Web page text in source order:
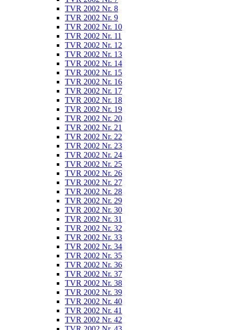
TVR 2002 Nr. 8
TVR 2002 Nr. 9
TVR 2002 Nr. 10
TVR 2002 Nr. 11
TVR 2002 Nr. 12
TVR 2002 Nr. 13
TVR 2002 Nr. 14
TVR 2002 Nr. 15
TVR 2002 Nr. 16
TVR 2002 Nr. 17
TVR 2002 Nr. 18
TVR 2002 Nr. 19
TVR 2002 Nr. 20
TVR 2002 Nr. 21
TVR 2002 Nr. 22
TVR 2002 Nr. 23
TVR 2002 Nr. 24
TVR 2002 Nr. 25
TVR 2002 Nr. 26
TVR 2002 Nr. 27
TVR 2002 Nr. 28
TVR 2002 Nr. 29
TVR 2002 Nr. 30
TVR 2002 Nr. 31
TVR 2002 Nr. 32
TVR 2002 Nr. 33
TVR 2002 Nr. 34
TVR 2002 Nr. 35
TVR 2002 Nr. 36
TVR 2002 Nr. 37
TVR 2002 Nr. 38
TVR 2002 Nr. 39
TVR 2002 Nr. 40
TVR 2002 Nr. 41
TVR 2002 Nr. 42